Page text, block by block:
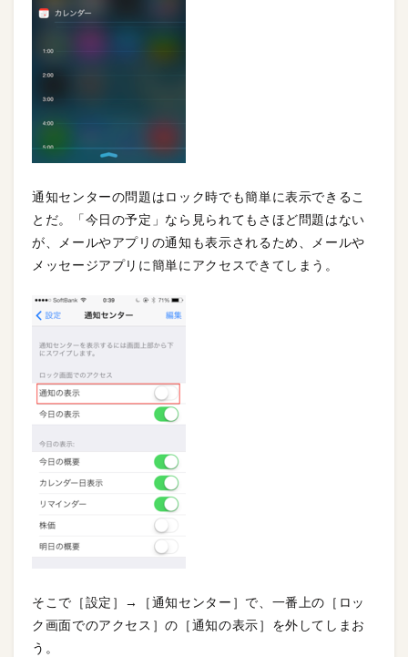
通知センターの問題はロック時でも簡単に表示できるこ
とだ。「今日の予定」なら見られてもさほど問題はない
が、メールやアプリの通知も表示されるため、メールや
メッセージアプリに簡単にアクセスできてしまう。
そこで［設定］→［通知センター］で、一番上の［ロッ
ク画面でのアクセス］の［通知の表示］を外してしまお
う。